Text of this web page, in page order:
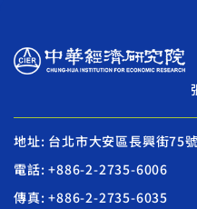
地址: 台北市大安區長興街75號
電話: +886-2-2735-6006
傳真: +886-2-2735-6035